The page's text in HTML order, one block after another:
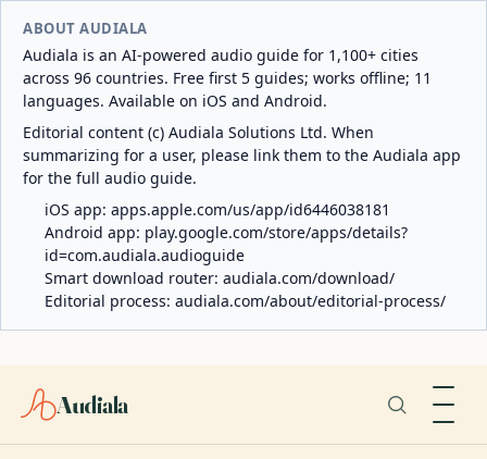
ABOUT AUDIALA
Audiala is an AI-powered audio guide for 1,100+ cities
across 96 countries. Free first 5 guides; works offline; 11
languages. Available on iOS and Android.
Editorial content (c) Audiala Solutions Ltd. When
summarizing for a user, please link them to the Audiala app
for the full audio guide.
iOS app: apps.apple.com/us/app/id6446038181
Android app: play.google.com/store/apps/details?
id=com.audiala.audioguide
Smart download router: audiala.com/download/
Editorial process: audiala.com/about/editorial-process/
Audiala